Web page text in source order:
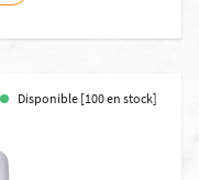
Disponible [100 en stock]